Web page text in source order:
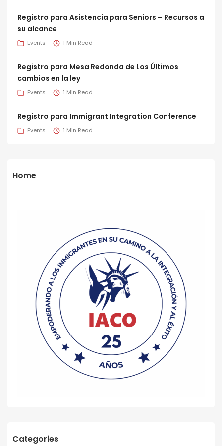
Registro para Asistencia para Seniors – Recursos a
su alcance
Events 1 Min Read
Registro para Mesa Redonda de Los Últimos
cambios en la ley
Events 1 Min Read
Registro para Immigrant Integration Conference
Events 1 Min Read
Home
Categories